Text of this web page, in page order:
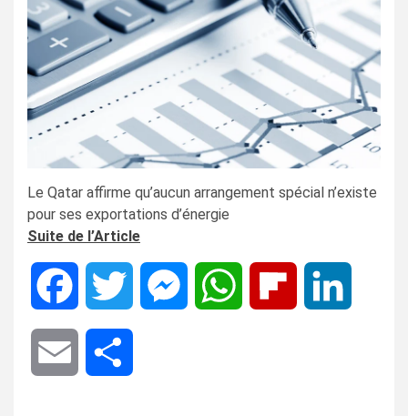
Le Qatar affirme qu’aucun arrangement spécial n’existe
pour ses exportations d’énergie
Suite de l’Article
Facebook Twitter MessengerWhatsApp Flipboard
Email